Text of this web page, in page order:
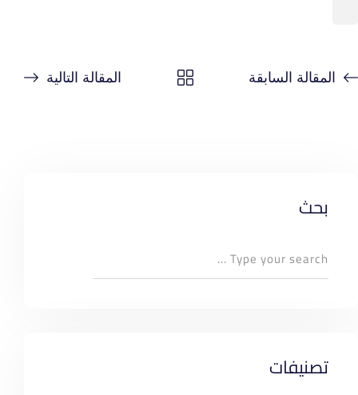
المقالة السابقة المقالة التالية
بحث
تصنيفات